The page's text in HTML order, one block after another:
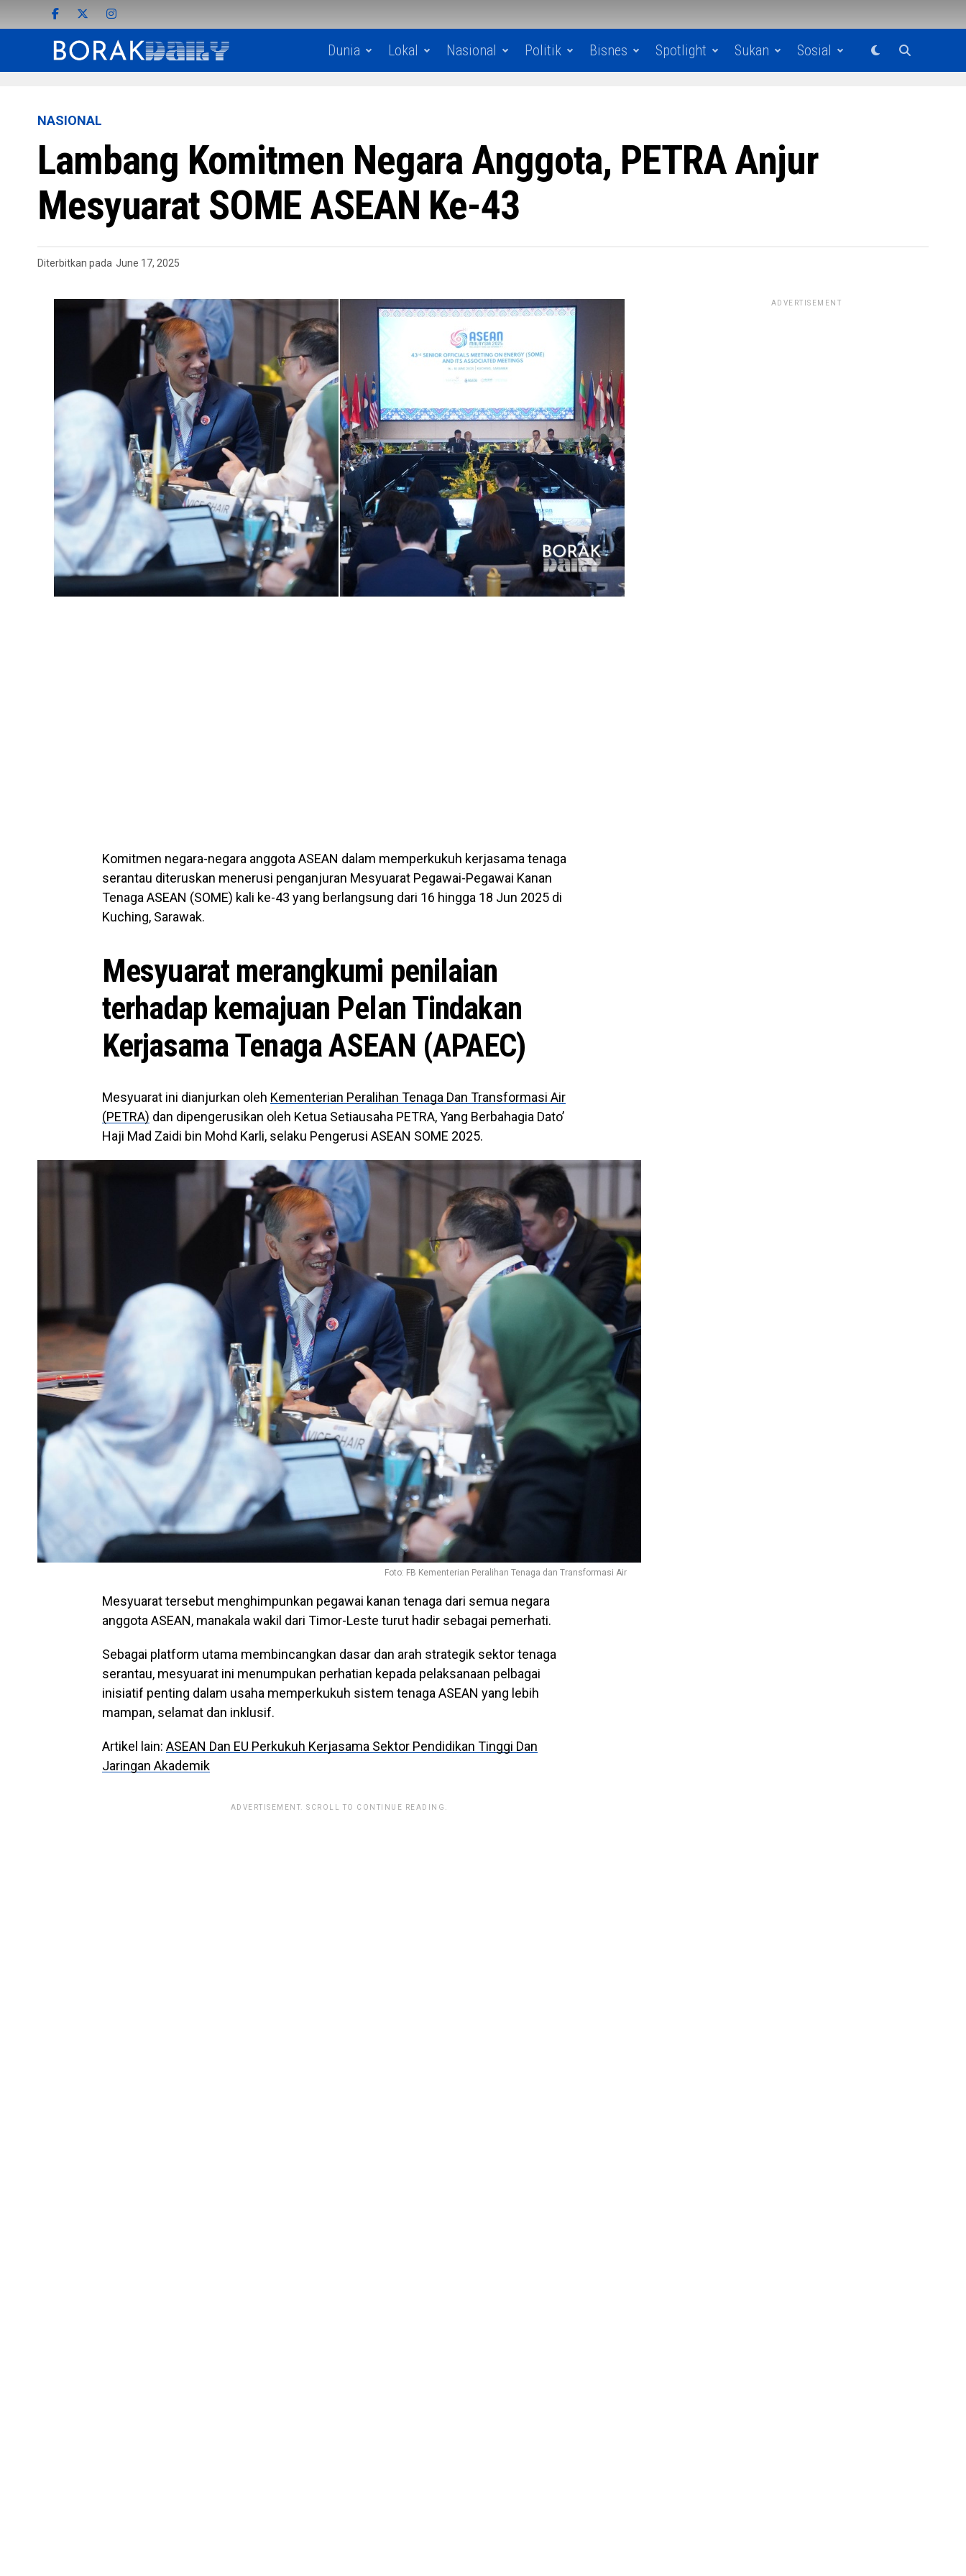
Dunia Lokal Nasional Politik Bisnes Spotlight Sukan Sosial
NASIONAL
Lambang Komitmen Negara Anggota, PETRA Anjur
Mesyuarat SOME ASEAN Ke-43
Diterbitkan pada June 17, 2025
Komitmen negara-negara anggota ASEAN dalam memperkukuh kerjasama tenaga
serantau diteruskan menerusi penganjuran Mesyuarat Pegawai-Pegawai Kanan
Tenaga ASEAN (SOME) kali ke-43 yang berlangsung dari 16 hingga 18 Jun 2025 di
Kuching, Sarawak.
Mesyuarat merangkumi penilaian
terhadap kemajuan Pelan Tindakan
Kerjasama Tenaga ASEAN (APAEC)
Mesyuarat ini dianjurkan oleh Kementerian Peralihan Tenaga Dan Transformasi Air
(PETRA) dan dipengerusikan oleh Ketua Setiausaha PETRA, Yang Berbahagia Dato’
Haji Mad Zaidi bin Mohd Karli, selaku Pengerusi ASEAN SOME 2025.
Foto: FB Kementerian Peralihan Tenaga dan Transformasi Air
Mesyuarat tersebut menghimpunkan pegawai kanan tenaga dari semua negara
anggota ASEAN, manakala wakil dari Timor-Leste turut hadir sebagai pemerhati.
Sebagai platform utama membincangkan dasar dan arah strategik sektor tenaga
serantau, mesyuarat ini menumpukan perhatian kepada pelaksanaan pelbagai
inisiatif penting dalam usaha memperkukuh sistem tenaga ASEAN yang lebih
mampan, selamat dan inklusif.
Artikel lain: ASEAN Dan EU Perkukuh Kerjasama Sektor Pendidikan Tinggi Dan
Jaringan Akademik
ADVERTISEMENT. SCROLL TO CONTINUE READING.
ADVERTISEMENT